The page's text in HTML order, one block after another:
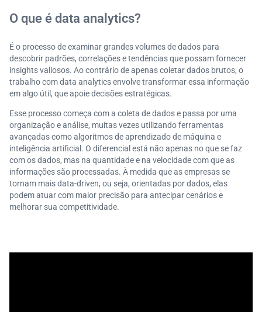
O que é data analytics?
É o processo de examinar grandes volumes de dados para
descobrir padrões, correlações e tendências que possam fornecer
insights valiosos. Ao contrário de apenas coletar dados brutos, o
trabalho com data analytics envolve transformar essa informação
em algo útil, que apoie decisões estratégicas.
Esse processo começa com a coleta de dados e passa por uma
organização e análise, muitas vezes utilizando ferramentas
avançadas como algoritmos de aprendizado de máquina e
inteligência artificial. O diferencial está não apenas no que se faz
com os dados, mas na quantidade e na velocidade com que as
informações são processadas. À medida que as empresas se
tornam mais data-driven, ou seja, orientadas por dados, elas
podem atuar com maior precisão para antecipar cenários e
melhorar sua competitividade.